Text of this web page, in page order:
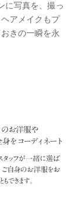
に写真を、撮っ
アメイクもプ
きの一瞬を永